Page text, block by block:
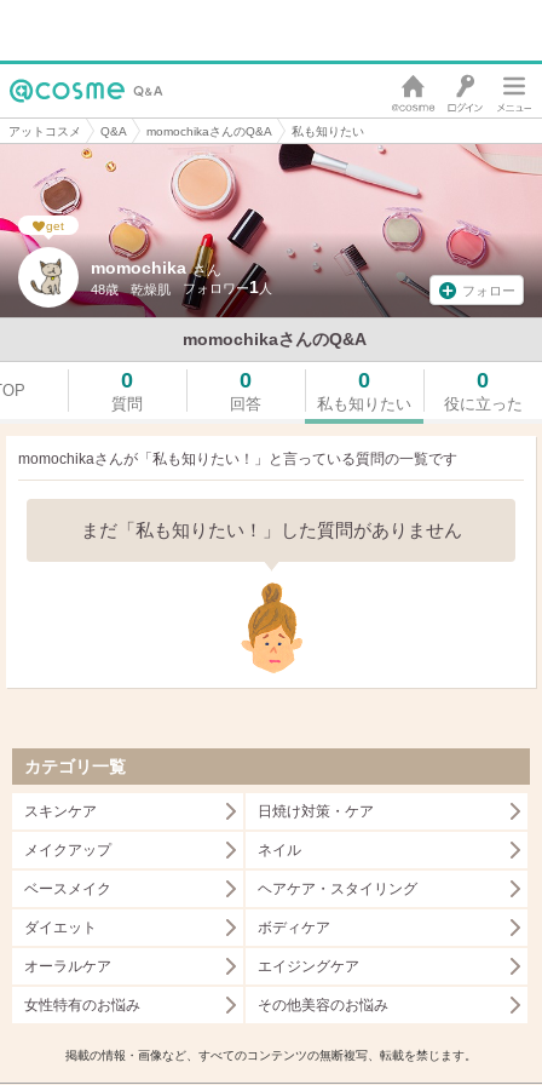
アットコスメ Q&A momochikaさんのQ&A 私も知りたい
momochika さん
48歳 乾燥肌 1 フォロー
momochikaさんのQ&A
get
0
質問
0
回答
0
私も知りたい
0
役に立った
momochikaさんが「私も知りたい！」と言っている質問の一覧です
まだ「私も知りたい！」した質問がありません
カテゴリ一覧
スキンケア 日焼け対策・ケア
メイクアップ ネイル
ベースメイク ヘアケア・スタイリング
ダイエット ボディケア
オーラルケア エイジングケア
女性特有のお悩み その他美容のお悩み
掲載の情報・画像など、すべてのコンテンツの無断複写、転載を禁じます。